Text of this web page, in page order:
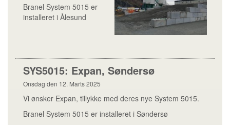
Branel System 5015 er
installeret i Ålesund
SYS5015: Expan, Søndersø
Onsdag den 12. Marts 2025
Vi ønsker Expan, tillykke med deres nye System 5015.
Branel System 5015 er installeret i Søndersø